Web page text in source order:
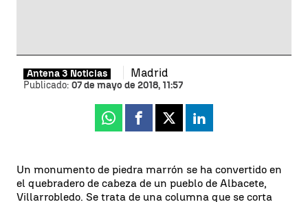
Antena 3 Noticias Madrid
Publicado: 07 de mayo de 2018, 11:57
Whatsapp
Facebook
X Linkedin
Un monumento de piedra marrón se ha convertido en
el quebradero de cabeza de un pueblo de Albacete,
Villarrobledo. Se trata de una columna que se corta